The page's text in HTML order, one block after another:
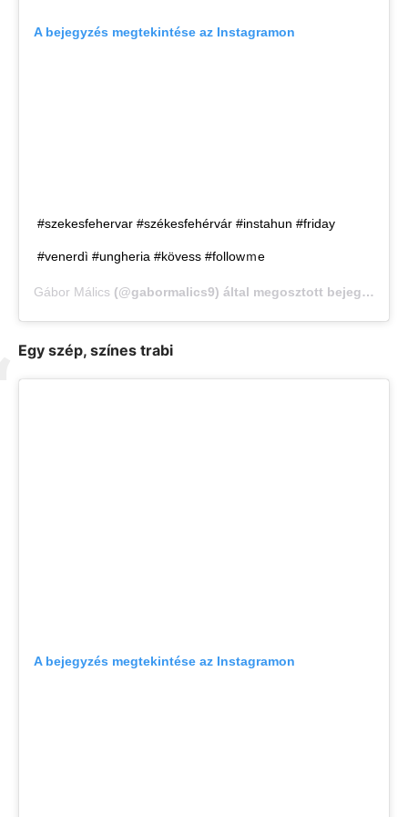
A bejegyzés megtekintése az Instagramon
#szekesfehervar #székesfehérvár #instahun #friday
#venerdì #ungheria #kövess #followｍe
Gábor Málics (@gabormalics9) által megosztott bejegyzés,
Egy szép, színes trabi
A bejegyzés megtekintése az Instagramon